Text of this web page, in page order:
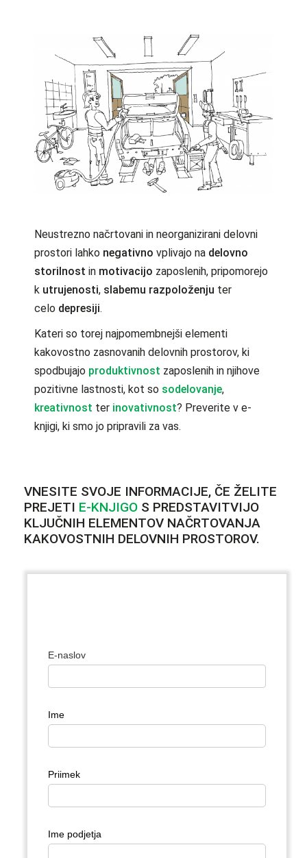
Neustrezno načrtovani in neorganizirani delovni
prostori lahko negativno vplivajo na delovno
storilnost in motivacijo zaposlenih, pripomorejo
k utrujenosti, slabemu razpoloženju ter
celo depresiji.
Kateri so torej najpomembnejši elementi
kakovostno zasnovanih delovnih prostorov, ki
spodbujajo produktivnost zaposlenih in njihove
pozitivne lastnosti, kot so sodelovanje,
kreativnost ter inovativnost? Preverite v e-
knjigi, ki smo jo pripravili za vas.
VNESITE SVOJE INFORMACIJE, ČE ŽELITE
PREJETI E-KNJIGO S PREDSTAVITVIJO
KLJUČNIH ELEMENTOV NAČRTOVANJA
KAKOVOSTNIH DELOVNIH PROSTOROV.
E-naslov
Ime
Priimek
Ime podjetja